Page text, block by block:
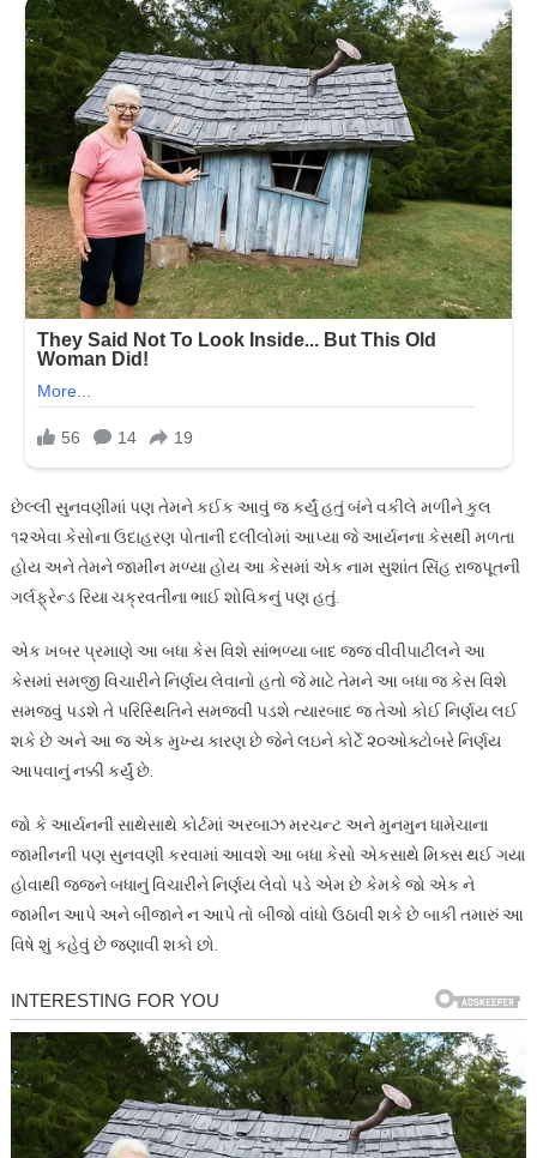
છેલ્લી સુનવણીમાં પણ તેમને કઈક આવું જ કર્યું હતું બંને વકીલે મળીને કુલ
૧૨એવા કેસોના ઉદાહરણ પોતાની દલીલોમાં આપ્યા જે આર્યનના કેસથી મળતા
હોય અને તેમને જામીન મળ્યા હોય આ કેસમાં એક નામ સુશાંત સિંહ રાજપૂતની
ગર્લફ્રેન્ડ રિયા ચક્રવતીના ભાઈ શોવિકનું પણ હતું.
એક ખબર પ્રમાણે આ બધા કેસ વિશે સાંભળ્યા બાદ જજ વીવીપાટીલને આ
કેસમાં સમજી વિચારીને નિર્ણય લેવાનો હતો જે માટે તેમને આ બધા જ કેસ વિશે
સમજવું પડશે તે પરિસ્થિતિને સમજવી પડશે ત્યારબાદ જ તેઓ કોઈ નિર્ણય લઈ
શકે છે અને આ જ એક મુખ્ય કારણ છે જેને લઇને કોર્ટે ૨૦ઓક્ટોબરે નિર્ણય
આપવાનું નક્કી કર્યું છે.
જો કે આર્યનની સાથેસાથે કોર્ટમાં અરબાઝ મરચન્ટ અને મુનમુન ધામેચાના
જામીનની પણ સુનવણી કરવામાં આવશે આ બધા કેસો એકસાથે મિક્સ થઈ ગયા
હોવાથી જજને બધાનું વિચારીને નિર્ણય લેવો પડે એમ છે કેમકે જો એક ને
જામીન આપે અને બીજાને ન આપે તો બીજો વાંધો ઉઠાવી શકે છે બાકી તમારું આ
વિષે શું કહેવું છે જણાવી શકો છો.